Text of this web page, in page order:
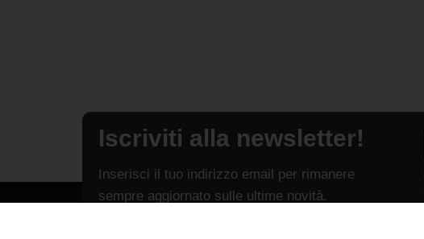
Iscriviti alla newsletter!
Inserisci il tuo indirizzo email per rimanere
sempre aggiornato sulle ultime novità.